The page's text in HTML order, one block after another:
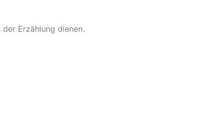
Erzählung dienen.